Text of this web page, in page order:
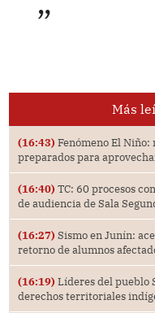
Más
(16:43) Fenómeno El
preparados para
(16:40) TC: 60 procesos
de audiencia de Sala
(16:27) Sismo en Junín:
retorno de alumnos
(16:19) Líderes del pueblo
derechos territoriales